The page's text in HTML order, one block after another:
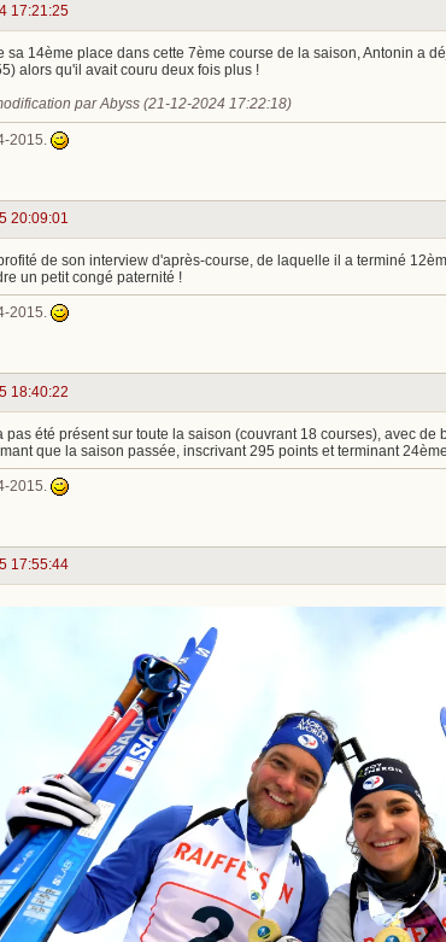
17:21:25
sa 14ème place dans cette 7ème course de la saison, Antonin a
alors qu'il avait couru deux fois plus !
par Abyss (21-12-2024 17:22:18)
2015.
20:09:01
de son interview d'après-course, de laquelle il a terminé
un petit congé paternité !
2015.
18:40:22
pas été présent sur toute la saison (couvrant 18 courses), avec de
que la saison passée, inscrivant 295 points et terminant
2015.
17:55:44